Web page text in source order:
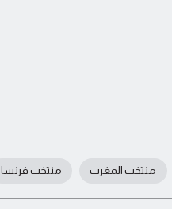
منتخب المغرب منتخب فرنسا